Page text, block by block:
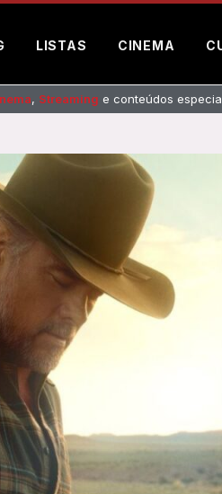
LISTAS CINEMA
, Streaming e conteúdos